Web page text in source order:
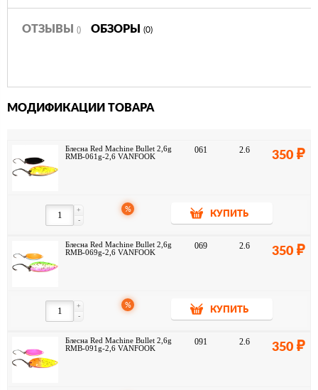
удовольствие от рыбалки этими блеснами широкому кругу
рыболовов.
ОТЗЫВЫ () ОБЗОРЫ (0)
МОДИФИКАЦИИ ТОВАРА
Блесна Red Machine Bullet 2,6g
RMB-061g-2,6 VANFOOK
061 2.6 350
-
+ %
КУПИТЬ
Блесна Red Machine Bullet 2,6g
RMB-069g-2,6 VANFOOK
069 2.6 350
-
+ %
КУПИТЬ
Блесна Red Machine Bullet 2,6g
RMB-091g-2,6 VANFOOK
091 2.6 350